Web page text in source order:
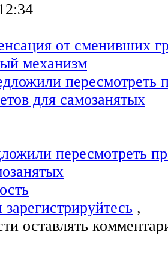
от сменивших
механизм
пересмотреть
зарегистрируйтесь ,
оставлять